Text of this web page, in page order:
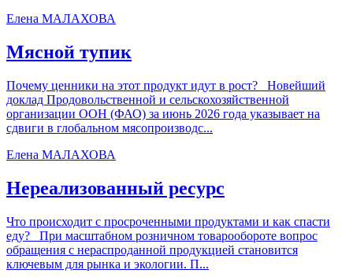
Елена МАЛАХОВА
Мясной тупик
Почему ценники на этот продукт идут в рост? Новейший
доклад Продовольственной и сельскохозяйственной
организации ООН (ФАО) за июнь 2026 года указывает на
сдвиги в глобальном мясопроизводс...
Елена МАЛАХОВА
Нереализованный ресурс
Что происходит с просроченными продуктами и как спасти
еду? При масштабном розничном товарообороте вопрос
обращения с нераспроданной продукцией становится
ключевым для рынка и экологии. П...